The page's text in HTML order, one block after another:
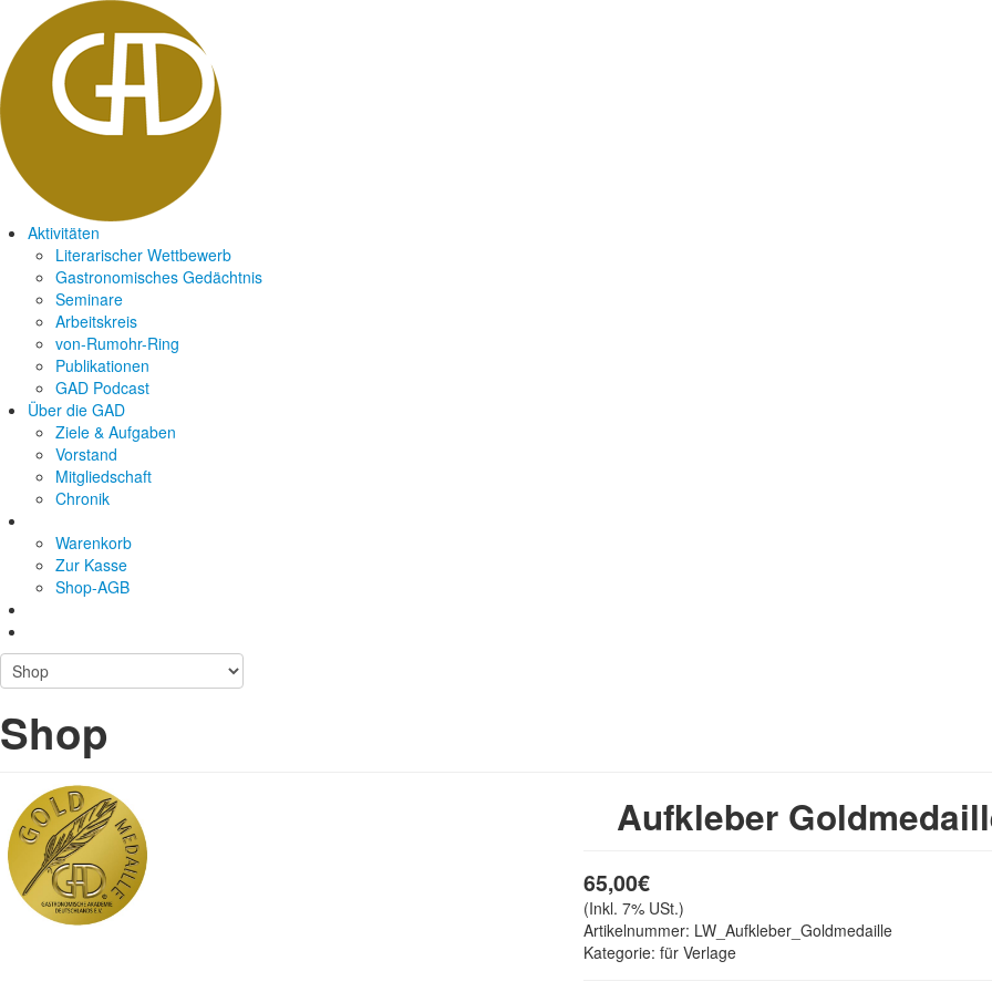
Aktivitäten
Literarischer Wettbewerb
Gastronomisches Gedächtnis
Seminare
Arbeitskreis
von-Rumohr-Ring
Publikationen
GAD Podcast
Über die GAD
Ziele & Aufgaben
Vorstand
Mitgliedschaft
Chronik
Warenkorb
Zur Kasse
Shop-AGB
Shop
Aufkleber
65,00€
(Inkl. 7% USt.)
Artikelnummer: LW_Aufkleber_Goldmedaille
Kategorie: für Verlage